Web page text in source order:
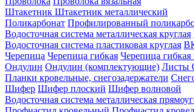
Штакетник Штакетник металлический
Поликарбонат Профилированный
Водосточная система металлическая круглая
Водосточная система пластиковая круглая
Черепица Черепица гибкая Черепица
Ондулин Ондулин (комплектующие) Листы
Планки кровельные, снегозадержатели
Шифер Шифер плоский Шифер волновой
Водосточная система металлическая